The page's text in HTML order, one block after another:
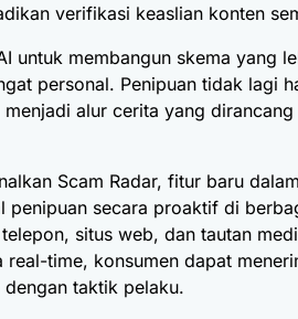
verifikasi keaslian konten
untuk membangun skema yang
personal. Penipuan tidak lagi
alur cerita yang dirancang
Scam Radar, fitur baru dalam
penipuan secara proaktif di
situs web, dan tautan
time, konsumen dapat
taktik pelaku.